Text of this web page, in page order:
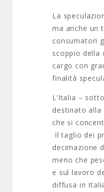
La
ma anche un
consumatori
scoppio della
cargo con
finalità
L’Italia –
destinato
che si
Il taglio dei
decimazione
meno che
e sul lavoro
diffusa in